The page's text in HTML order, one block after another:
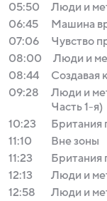
05:50
Люди и
06:45
Машина
07:06
Чувство
08:00
Люди и
08:44
Создавая
09:28
Люди и
Часть 1-я)
10:23
Британия
11:10
Вне зоны
11:23
Британия
12:13
Люди и
12:58
Люди и